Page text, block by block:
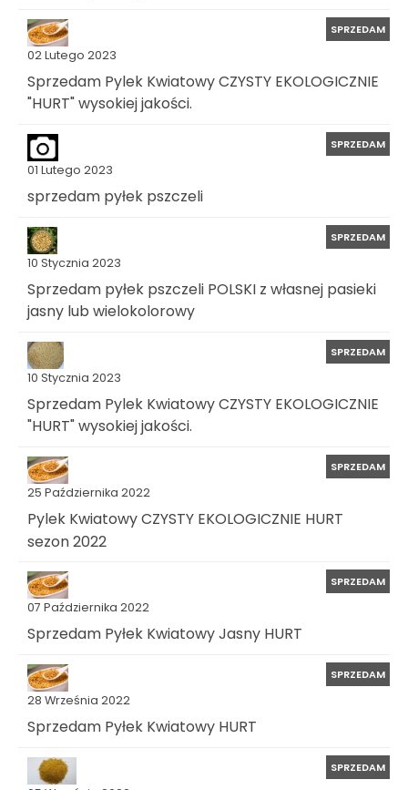
02 Lutego 2023
SPRZEDAM
Sprzedam Pylek Kwiatowy CZYSTY EKOLOGICZNIE
"HURT" wysokiej jakości.
01 Lutego 2023
SPRZEDAM
sprzedam pyłek pszczeli
10 Stycznia 2023
SPRZEDAM
Sprzedam pyłek pszczeli POLSKI z własnej pasieki
jasny lub wielokolorowy
10 Stycznia 2023
SPRZEDAM
Sprzedam Pylek Kwiatowy CZYSTY EKOLOGICZNIE
"HURT" wysokiej jakości.
25 Października 2022
SPRZEDAM
Pylek Kwiatowy CZYSTY EKOLOGICZNIE HURT
sezon 2022
07 Października 2022
SPRZEDAM
Sprzedam Pyłek Kwiatowy Jasny HURT
28 Września 2022
SPRZEDAM
Sprzedam Pyłek Kwiatowy HURT
SPRZEDAM